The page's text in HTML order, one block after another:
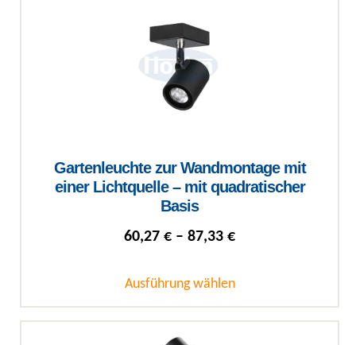
Gartenleuchte zur Wandmontage mit
einer Lichtquelle – mit quadratischer
Basis
60,27 € – 87,33 €Preisspanne:
Ausführung wählen